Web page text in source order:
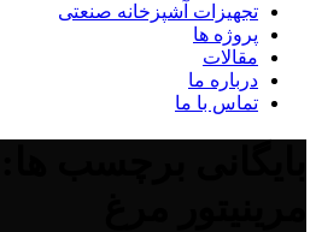
تجهیزات آشپزخانه صنعتی
پروژه ها
مقالات
درباره ما
تماس با ما